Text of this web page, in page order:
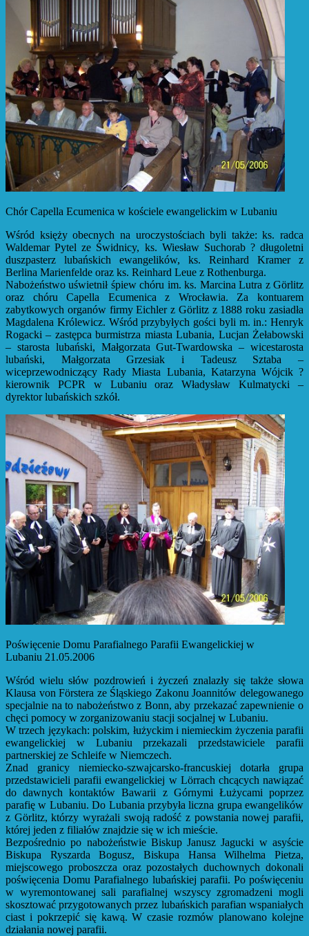
Chór Capella Ecumenica w kościele ewangelickim w Lubaniu
Wśród księży obecnych na uroczystościach byli także: ks. radca
Waldemar Pytel ze Świdnicy, ks. Wiesław Suchorab ? długoletni
duszpasterz lubańskich ewangelików, ks. Reinhard Kramer z
Berlina Marienfelde oraz ks. Reinhard Leue z Rothenburga.
Nabożeństwo uświetnił śpiew chóru im. ks. Marcina Lutra z Görlitz
oraz chóru Capella Ecumenica z Wrocławia. Za kontuarem
zabytkowych organów firmy Eichler z Görlitz z 1888 roku zasiadła
Magdalena Królewicz. Wśród przybyłych gości byli m. in.: Henryk
Rogacki – zastępca burmistrza miasta Lubania, Lucjan Żełabowski
– starosta lubański, Małgorzata Gut-Twardowska – wicestarosta
lubański, Małgorzata Grzesiak i Tadeusz Sztaba –
wiceprzewodniczący Rady Miasta Lubania, Katarzyna Wójcik ?
kierownik PCPR w Lubaniu oraz Władysław Kulmatycki –
dyrektor lubańskich szkół.
Poświęcenie Domu Parafialnego Parafii Ewangelickiej w
Lubaniu 21.05.2006
Wśród wielu słów pozdrowień i życzeń znalazły się także słowa
Klausa von Förstera ze Śląskiego Zakonu Joannitów delegowanego
specjalnie na to nabożeństwo z Bonn, aby przekazać zapewnienie o
chęci pomocy w zorganizowaniu stacji socjalnej w Lubaniu.
W trzech językach: polskim, łużyckim i niemieckim życzenia parafii
ewangelickiej w Lubaniu przekazali przedstawiciele parafii
partnerskiej ze Schleife w Niemczech.
Znad granicy niemiecko-szwajcarsko-francuskiej dotarła grupa
przedstawicieli parafii ewangelickiej w Lörrach chcących nawiązać
do dawnych kontaktów Bawarii z Górnymi Łużycami poprzez
parafię w Lubaniu. Do Lubania przybyła liczna grupa ewangelików
z Görlitz, którzy wyrażali swoją radość z powstania nowej parafii,
której jeden z filiałów znajdzie się w ich mieście.
Bezpośrednio po nabożeństwie Biskup Janusz Jagucki w asyście
Biskupa Ryszarda Bogusz, Biskupa Hansa Wilhelma Pietza,
miejscowego proboszcza oraz pozostałych duchownych dokonali
poświęcenia Domu Parafialnego lubańskiej parafii. Po poświęceniu
w wyremontowanej sali parafialnej wszyscy zgromadzeni mogli
skosztować przygotowanych przez lubańskich parafian wspaniałych
ciast i pokrzepić się kawą. W czasie rozmów planowano kolejne
działania nowej parafii.